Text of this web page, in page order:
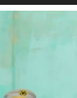
dangereux